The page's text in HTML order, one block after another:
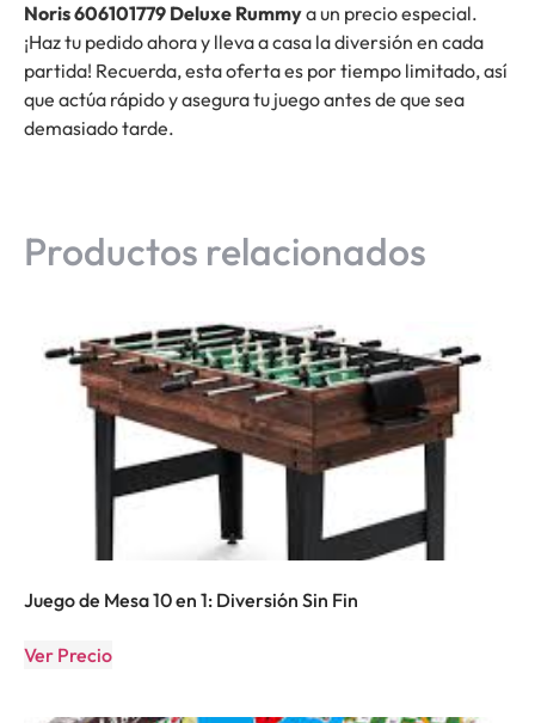
Noris 606101779 Deluxe Rummya un precio especial.
¡Haz tu pedido ahora y lleva a casa la diversión en cada
partida! Recuerda, esta oferta es por tiempo limitado, así
que actúa rápido y asegura tu juego antes de que sea
demasiado tarde.
Productos relacionados
Juego de Mesa 10 en 1: Diversión Sin Fin
Ver Precio